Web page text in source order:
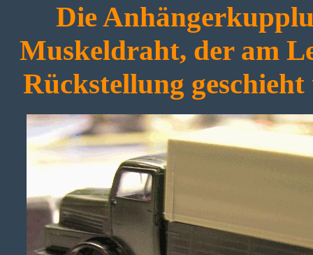
Die
Muskeldraht, der am
Rückstellung